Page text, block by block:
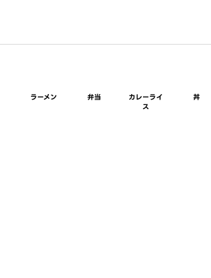
ラーメン 弁当
カレーライ
ス
丼